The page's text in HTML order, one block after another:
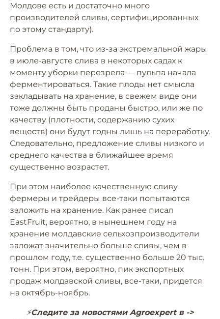
Молдове есть и достаточно много
производителей сливы, сертифицированных
по этому стандарту).
Проблема в том, что из-за экстремальной жары
в июле-августе слива в некоторых садах к
моменту уборки перезрела — пульпа начала
ферментироваться. Такие плоды нет смысла
закладывать на хранение, в свежем виде они
тоже должны быть проданы быстро, или же по
качеству (плотности, содержанию сухих
веществ) они будут годны лишь на переработку.
Следовательно, предложение сливы низкого и
среднего качества в ближайшее время
существенно возрастет.
При этом наиболее качественную сливу
фермеры и трейдеры все-таки попытаются
заложить на хранение. Как ранее писал
EastFruit, вероятно, в нынешнем году на
хранение молдавские сельхозпроизводители
заложат значительно больше сливы, чем в
прошлом году, т.е. существенно больше 20 тыс.
тонн. При этом, вероятно, пик экспортных
продаж молдавской сливы, все-таки, придется
на октябрь-ноябрь.
⚡️Следите за новостями Agroexpert в ->